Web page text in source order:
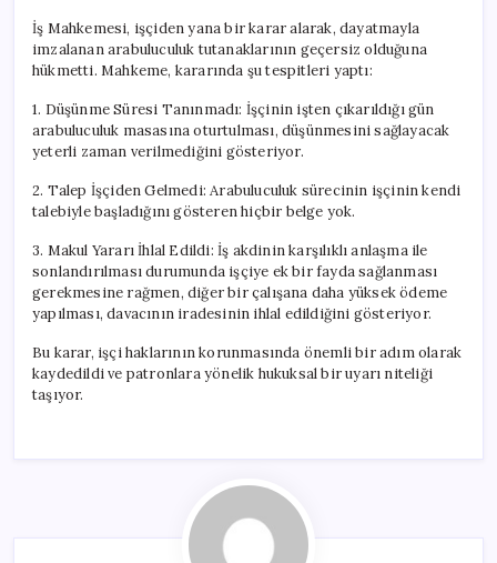
İş Mahkemesi, işçiden yana bir karar alarak, dayatmayla
imzalanan arabuluculuk tutanaklarının geçersiz olduğuna
hükmetti. Mahkeme, kararında şu tespitleri yaptı:
1. Düşünme Süresi Tanınmadı: İşçinin işten çıkarıldığı gün
arabuluculuk masasına oturtulması, düşünmesini sağlayacak
yeterli zaman verilmediğini gösteriyor.
2. Talep İşçiden Gelmedi: Arabuluculuk sürecinin işçinin kendi
talebiyle başladığını gösteren hiçbir belge yok.
3. Makul Yararı İhlal Edildi: İş akdinin karşılıklı anlaşma ile
sonlandırılması durumunda işçiye ek bir fayda sağlanması
gerekmesine rağmen, diğer bir çalışana daha yüksek ödeme
yapılması, davacının iradesinin ihlal edildiğini gösteriyor.
Bu karar, işçi haklarının korunmasında önemli bir adım olarak
kaydedildi ve patronlara yönelik hukuksal bir uyarı niteliği
taşıyor.